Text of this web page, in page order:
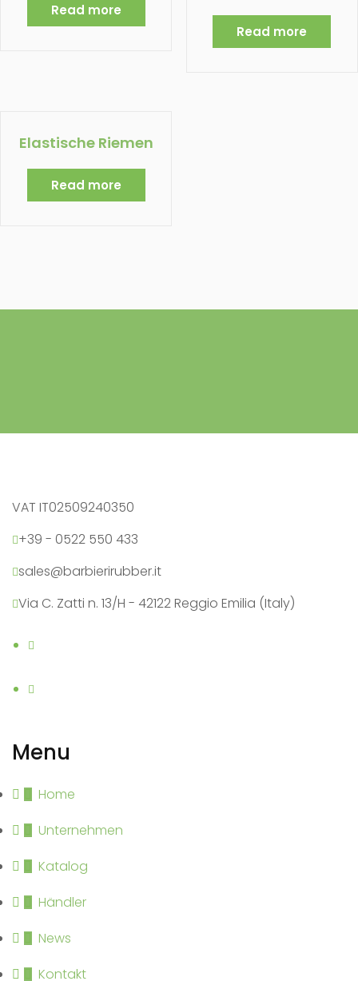
Read more
Read more
Elastische Riemen
Read more
VAT IT02509240350
+39 - 0522 550 433
sales@barbierirubber.it
Via C. Zatti n. 13/H - 42122 Reggio Emilia (Italy)
Menu
Home
Unternehmen
Katalog
Händler
News
Kontakt